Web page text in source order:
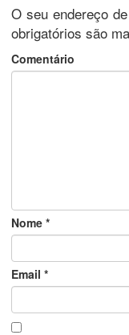
O seu endereço
obrigatórios são
Comentário
Nome *
Email *